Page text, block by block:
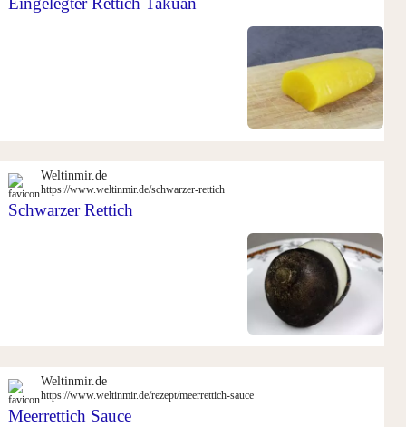
Weltinmir.de
https://www.weltinmir.de/schwarzer-rettich
Schwarzer Rettich
Weltinmir.de
https://www.weltinmir.de/rezept/meerrettich-sauce
Meerrettich Sauce